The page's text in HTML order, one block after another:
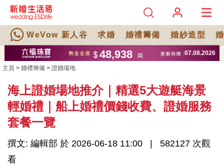
WeVow 新人谷 求婚 婚禮籌備 婚紗造型
主頁 > 婚禮籌備 > 證婚場地
海上證婚場地推介｜精選5大遊艇海景
輕婚禮｜船上婚禮價錢收費、證婚服務
套餐一覽
撰文: 編輯部 於 2026-06-18 11:00
582127 次觀
看